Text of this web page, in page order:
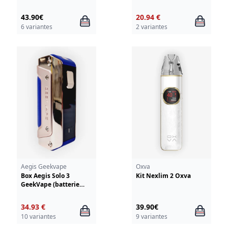
43.90€
6 variantes
20.94 €
2 variantes
Aegis Geekvape
Box Aegis Solo 3
GeekVape (batterie
34.93 €
10 variantes
Oxva
Kit Nexlim 2 Oxva
39.90€
9 variantes